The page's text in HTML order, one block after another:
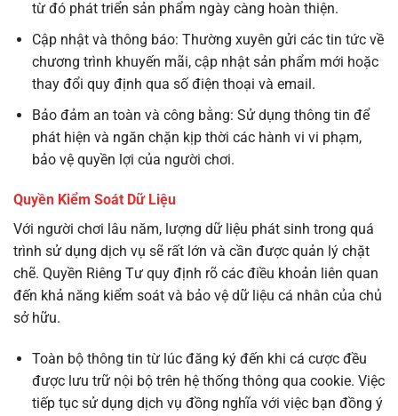
từ đó phát triển sản phẩm ngày càng hoàn thiện.
Cập nhật và thông báo: Thường xuyên gửi các tin tức về
chương trình khuyến mãi, cập nhật sản phẩm mới hoặc
thay đổi quy định qua số điện thoại và email.
Bảo đảm an toàn và công bằng: Sử dụng thông tin để
phát hiện và ngăn chặn kịp thời các hành vi vi phạm,
bảo vệ quyền lợi của người chơi.
Quyền Kiểm Soát Dữ Liệu
Với người chơi lâu năm, lượng dữ liệu phát sinh trong quá
trình sử dụng dịch vụ sẽ rất lớn và cần được quản lý chặt
chẽ. Quyền Riêng Tư quy định rõ các điều khoản liên quan
đến khả năng kiểm soát và bảo vệ dữ liệu cá nhân của chủ
sở hữu.
Toàn bộ thông tin từ lúc đăng ký đến khi cá cược đều
được lưu trữ nội bộ trên hệ thống thông qua cookie. Việc
tiếp tục sử dụng dịch vụ đồng nghĩa với việc bạn đồng ý